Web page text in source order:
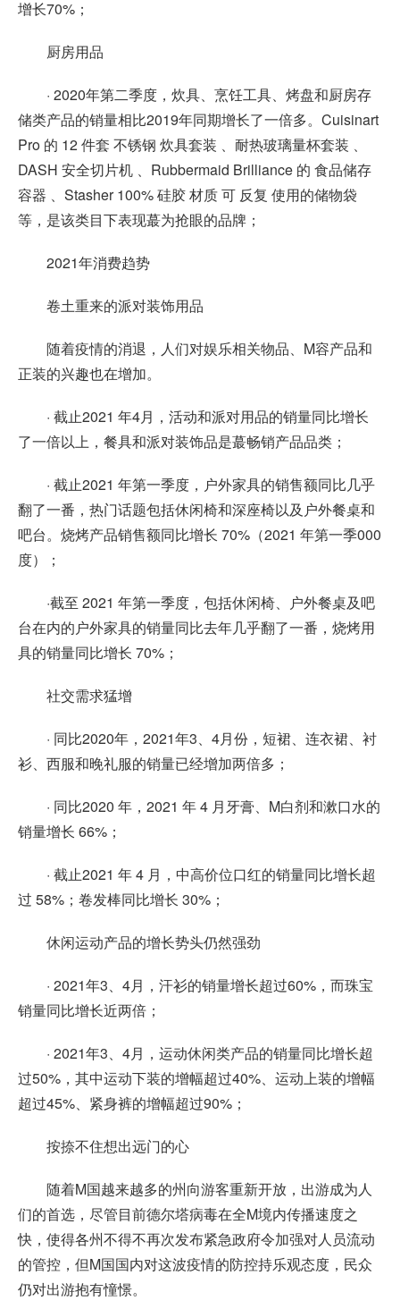
增长70%；
厨房用品
· 2020年第二季度，炊具、烹饪工具、烤盘和厨房存
储类产品的销量相比2019年同期增长了一倍多。Cuisinart
Pro 的 12 件套 不锈钢 炊具套装 、耐热玻璃量杯套装 、
DASH 安全切片机 、Rubbermaid Brilliance 的 食品储存
容器 、Stasher 100% 硅胶 材质 可 反复 使用的储物袋
等，是该类目下表现蕞为抢眼的品牌；
2021年消费趋势
卷土重来的派对装饰用品
随着疫情的消退，人们对娱乐相关物品、M容产品和
正装的兴趣也在增加。
· 截止2021 年4月，活动和派对用品的销量同比增长
了一倍以上，餐具和派对装饰品是蕞畅销产品品类；
· 截止2021 年第一季度，户外家具的销售额同比几乎
翻了一番，热门话题包括休闲椅和深座椅以及户外餐桌和
吧台。烧烤产品销售额同比增长 70%（2021 年第一季000
度）；
·截至 2021 年第一季度，包括休闲椅、户外餐桌及吧
台在内的户外家具的销量同比去年几乎翻了一番，烧烤用
具的销量同比增长 70%；
社交需求猛增
· 同比2020年，2021年3、4月份，短裙、连衣裙、衬
衫、西服和晚礼服的销量已经增加两倍多；
· 同比2020 年，2021 年 4 月牙膏、M白剂和漱口水的
销量增长 66%；
· 截止2021 年 4 月，中高价位口红的销量同比增长超
过 58%；卷发棒同比增长 30%；
休闲运动产品的增长势头仍然强劲
· 2021年3、4月，汗衫的销量增长超过60%，而珠宝
销量同比增长近两倍；
· 2021年3、4月，运动休闲类产品的销量同比增长超
过50%，其中运动下装的增幅超过40%、运动上装的增幅
超过45%、紧身裤的增幅超过90%；
按捺不住想出远门的心
随着M国越来越多的州向游客重新开放，出游成为人
们的首选，尽管目前德尔塔病毒在全M境内传播速度之
快，使得各州不得不再次发布紧急政府令加强对人员流动
的管控，但M国国内对这波疫情的防控持乐观态度，民众
仍对出游抱有憧憬。